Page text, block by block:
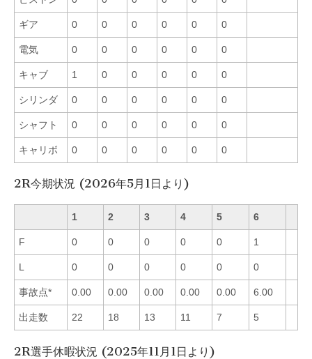
ギア 0 0 0 0 0 0
電気 0 0 0 0 0 0
キャブ 1 0 0 0 0 0
シリンダ 0 0 0 0 0 0
シャフト 0 0 0 0 0 0
キャリボ 0 0 0 0 0 0
2R今期状況 (2026年5月1日より)
1 2 3 4 5 6
F 0 0 0 0 0 1
L 0 0 0 0 0 0
事故点* 0.00 0.00 0.00 0.00 0.00 6.00
出走数 22 18 13 11 7 5
2R選手休暇状況 (2025年11月1日より)